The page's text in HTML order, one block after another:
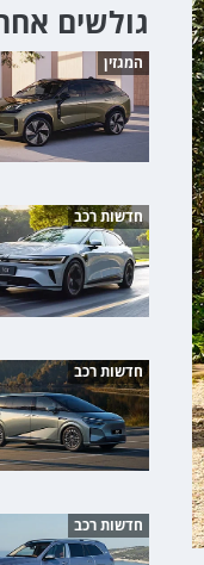
גולשים
המגזין
חדשות רכב
חדשות רכב
חדשות רכב